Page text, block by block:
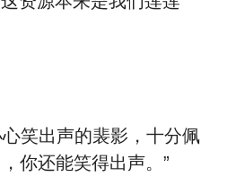
出声的裴影，十分佩
你还能笑得出声。”